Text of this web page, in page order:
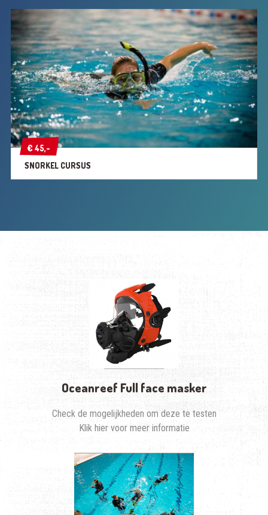
€ 45,-
€ 45,-
SNORKEL CURSUS
Oceanreef Full face masker
Check de mogelijkheden om deze te testen
Klik hier voor meer informatie